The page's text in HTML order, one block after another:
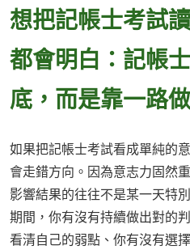
想把記帳士考試
都會明白：記帳
底，而是靠一路
如果把記帳士考試看成單純的
會走錯方向。因為意志力固然
影響結果的往往不是某一天特
期間，你有沒有持續做出對的
看清自己的弱點、你有沒有選